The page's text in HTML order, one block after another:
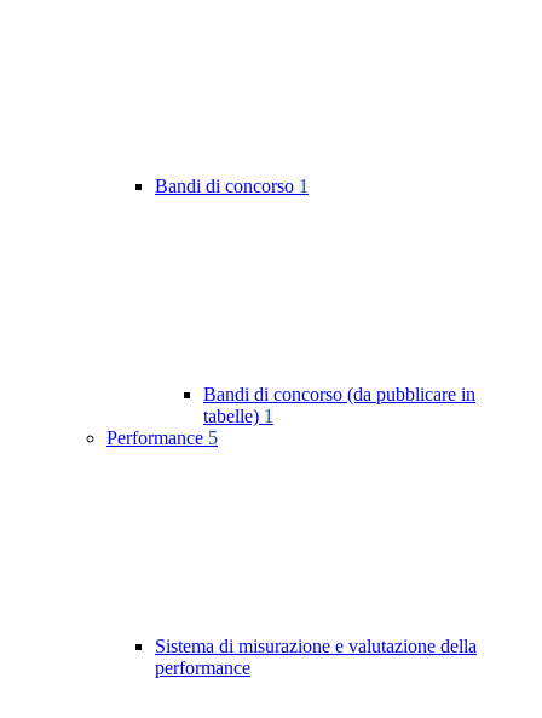
Bandi di concorso 1
Bandi di concorso (da pubblicare in
tabelle) 1
Performance 5
Sistema di misurazione e valutazione della
performance